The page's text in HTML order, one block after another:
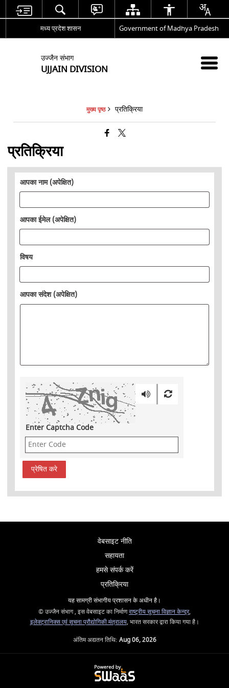
मध्य प्रदेश शासन Government of Madhya Pradesh
उज्जैन संभाग
UJJAIN DIVISION
मुख्य पृष्ठ प्रतिक्रिया
प्रतिक्रिया
आपका नाम (अपेक्षित)
आपका ईमेल (अपेक्षित)
विषय
आपका संदेश (अपेक्षित)
Enter Captcha Code
वेबसाइट नीति
सहायता
हमसे संपर्क करें
प्रतिक्रिया
यह सामग्री संभागीय प्रशासन के अधीन है।
© उज्जैन संभाग , इस वेबसाइट का निर्माणराष्ट्रीय सूचना विज्ञान केन्द्र,
इलेक्ट्रानिक्स एवं सूचना प्रौद्योगिकी मंत्रालय, भारत सरकार द्वारा किया गया है।
अंतिम अद्यतन तिथि: Aug 06, 2026